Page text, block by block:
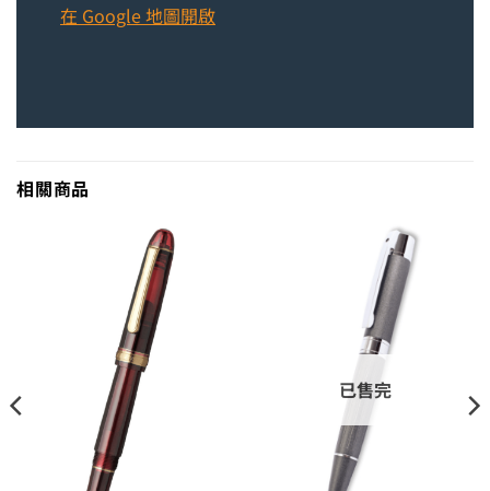
在 Google 地圖開啟
相關商品
已售完